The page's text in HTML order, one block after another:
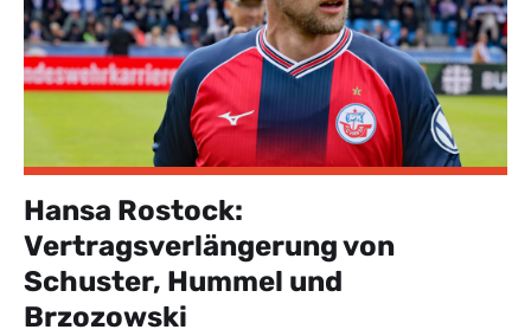
Hansa Rostock:
Vertragsverlängerung von
Schuster, Hummel und
Brzozowski